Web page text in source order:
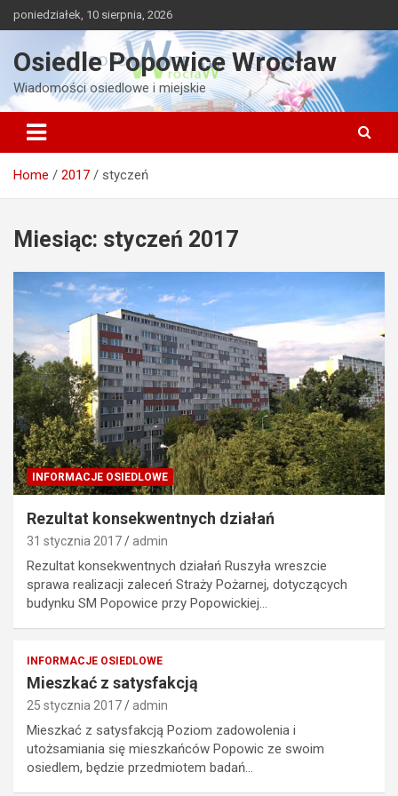
to
poniedziałek, 10 sierpnia, 2026
Osiedle Popowice Wrocław
Wiadomości osiedlowe i miejskie
Home 2017 styczeń
Miesiąc: styczeń 2017
INFORMACJE OSIEDLOWE
Rezultat konsekwentnych działań
31 stycznia 2017 admin
Rezultat konsekwentnych działań Ruszyła wreszcie
sprawa realizacji zaleceń Straży Pożarnej, dotyczących
budynku SM Popowice przy Popowickiej…
INFORMACJE OSIEDLOWE
Mieszkać z satysfakcją
25 stycznia 2017 admin
Mieszkać z satysfakcją Poziom zadowolenia i
utożsamiania się mieszkańców Popowic ze swoim
osiedlem, będzie przedmiotem badań…